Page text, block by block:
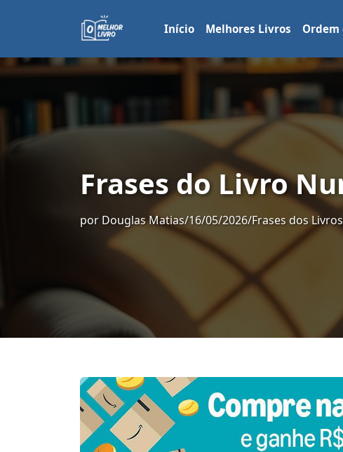
Início Melhores Livros Ordem
Frases do Livro
por Douglas Matias/16/05/2026/Frases dos Livros